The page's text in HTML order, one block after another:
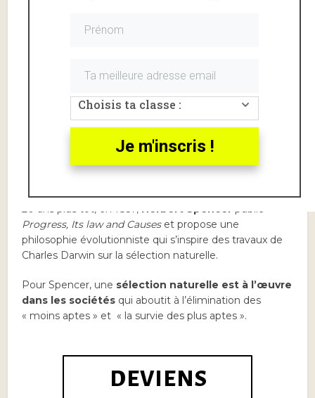
Excipit de l’Assommoir,
introduction du commentaire
, écrit en 1877, Zola met en scène
méfaits de l’alcoolsur lemonde ouvrierde la fin
Progress, Its law and Causeset propose une
philosophie évolutionniste qui s’inspire des travaux de
Charles Darwin sur la sélection naturelle.
Pour Spencer, une sélection naturelle est à l’œuvre
dans les sociétés qui aboutit à l’élimination des
« moins aptes » et « la survie des plus aptes ».
DEVIENS
Choisis ta classe :
Je m'inscris !